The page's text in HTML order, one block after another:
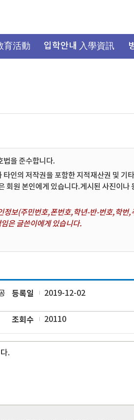
育活動 입학안내 入學資訊
법을 준수합니다.
인의 저작권을 포함한 지적재산권 및 기
회원 본인에게 있습니다.게시된 사진이나
보(주민번호,폰번호,학년-반-번호,학번,
은 글쓴이에게 있습니다.
등록일 2019-12-02
조회수 20110
.